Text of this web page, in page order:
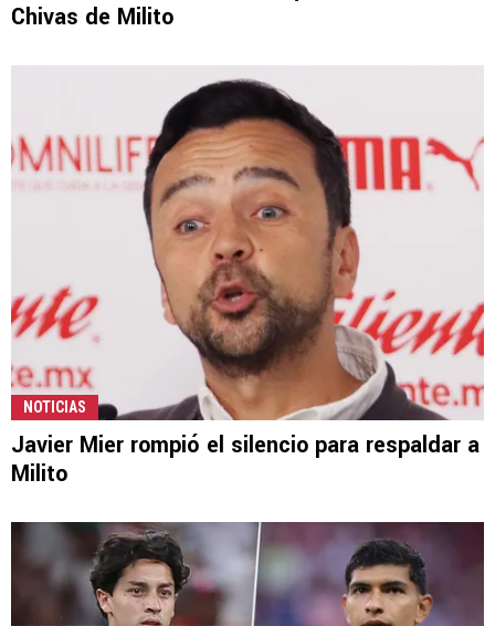
Chivas de Milito
NOTICIAS
Javier Mier rompió el silencio para respaldar a
Milito